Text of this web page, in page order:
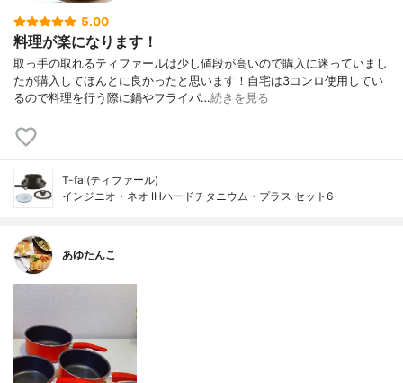
5.00
料理が楽になります！
取っ手の取れるティファールは少し値段が高いので購入に迷っていまし
たが購入してほんとに良かったと思います！自宅は3コンロ使用してい
るので料理を行う際に鍋やフライパ…続きを見る
T-fal(ティファール)
インジニオ・ネオ IHハードチタニウム・プラス セット6
あゆたんこ